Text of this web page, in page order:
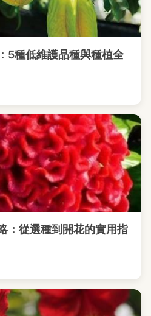
5種低維護品種與種植全
：從選種到開花的實用指